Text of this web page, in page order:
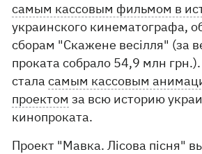
самым кассовым фильмом в
украинского кинематографа,
сборам "Скажене весілля" (за
проката собрало 54,9 млн
сталасамым кассовым
проектом за всю историю
кинопроката.
Проект "Мавка. Лісова пісня"